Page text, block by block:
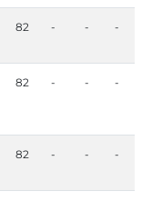
82 - - -
82 - - -
82 - - -